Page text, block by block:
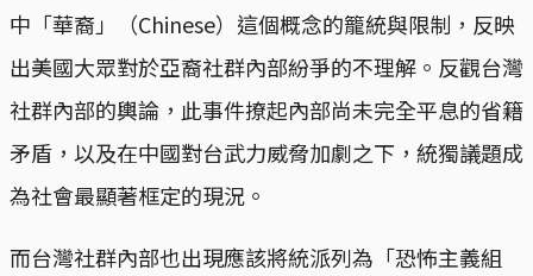
中「華裔」（Chinese）這個概念的籠統與限制，反映
出美國大眾對於亞裔社群內部紛爭的不理解。反觀台灣
社群內部的輿論，此事件撩起內部尚未完全平息的省籍
矛盾，以及在中國對台武力威脅加劇之下，統獨議題成
為社會最顯著框定的現況。
而台灣社群內部也出現應該將統派列為「恐怖主義組